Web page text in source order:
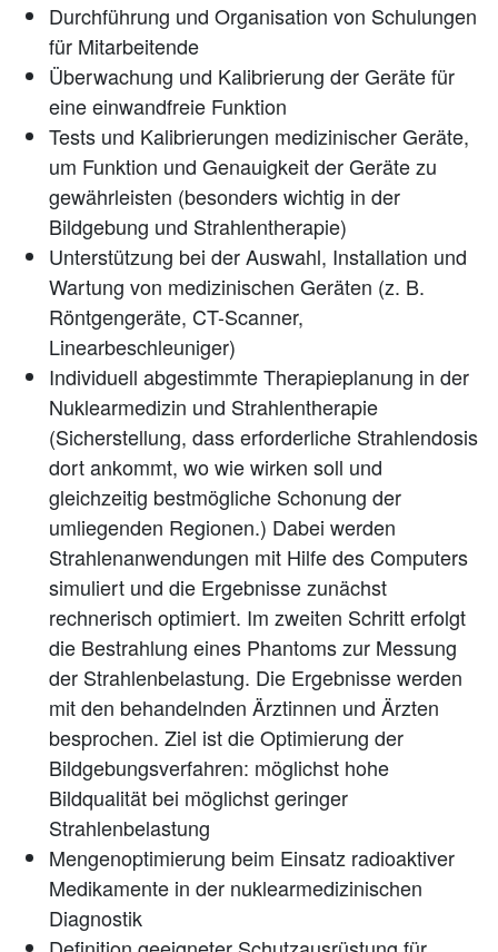
Durchführung und Organisation von Schulungen
für Mitarbeitende
Überwachung und Kalibrierung der Geräte für
eine einwandfreie Funktion
Tests und Kalibrierungen medizinischer Geräte,
um Funktion und Genauigkeit der Geräte zu
gewährleisten (besonders wichtig in der
Bildgebung und Strahlentherapie)
Unterstützung bei der Auswahl, Installation und
Wartung von medizinischen Geräten (z. B.
Röntgengeräte, CT-Scanner,
Linearbeschleuniger)
Individuell abgestimmte Therapieplanung in der
Nuklearmedizin und Strahlentherapie
(Sicherstellung, dass erforderliche Strahlendosis
dort ankommt, wo wie wirken soll und
gleichzeitig bestmögliche Schonung der
umliegenden Regionen.) Dabei werden
Strahlenanwendungen mit Hilfe des Computers
simuliert und die Ergebnisse zunächst
rechnerisch optimiert. Im zweiten Schritt erfolgt
die Bestrahlung eines Phantoms zur Messung
der Strahlenbelastung. Die Ergebnisse werden
mit den behandelnden Ärztinnen und Ärzten
besprochen. Ziel ist die Optimierung der
Bildgebungsverfahren: möglichst hohe
Bildqualität bei möglichst geringer
Strahlenbelastung
Mengenoptimierung beim Einsatz radioaktiver
Medikamente in der nuklearmedizinischen
Diagnostik